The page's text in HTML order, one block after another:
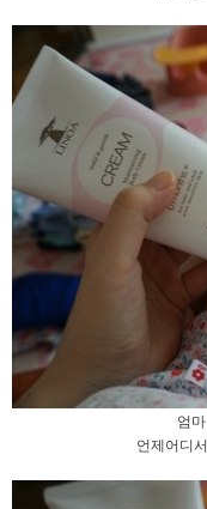
엄
언제어디